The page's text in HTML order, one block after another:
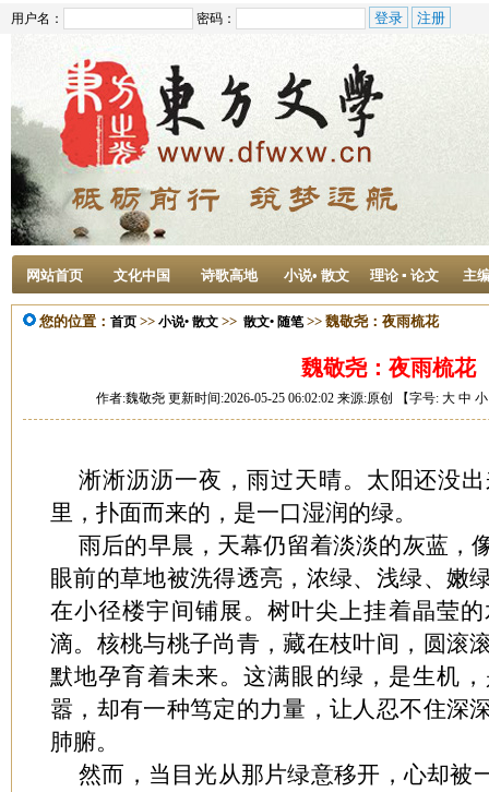
用户名： 密码：
网站首页 文化中国 诗歌高地 小说• 散文 理论 ▪ 论文 主
您的位置： 首页 >> 小说• 散文 >> 散文• 随笔>> 魏敬尧：夜雨梳花
魏敬尧：夜雨梳花
作者:魏敬尧 更新时间:2026-05-25 06:02:02 来源:原创 【字号: 大 中 小
淅淅沥沥一夜，雨过天晴。太阳还没
里，扑面而来的，是一口湿润的绿。
雨后的早晨，天幕仍留着淡淡的灰蓝，
眼前的草地被洗得透亮，浓绿、浅绿、嫩
在小径楼宇间铺展。树叶尖上挂着晶莹
滴。核桃与桃子尚青，藏在枝叶间，圆滚
默地孕育着未来。这满眼的绿，是生机
嚣，却有一种笃定的力量，让人忍不住深
肺腑。
然而，当目光从那片绿意移开，心却被